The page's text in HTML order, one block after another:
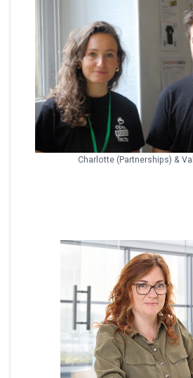
Charlotte (Partnerships) &